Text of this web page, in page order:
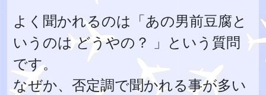
よく聞かれるのは「あの男前豆腐と
いうのは どうやの？ 」という質問
です。
なぜか、否定調で聞かれる事が多い